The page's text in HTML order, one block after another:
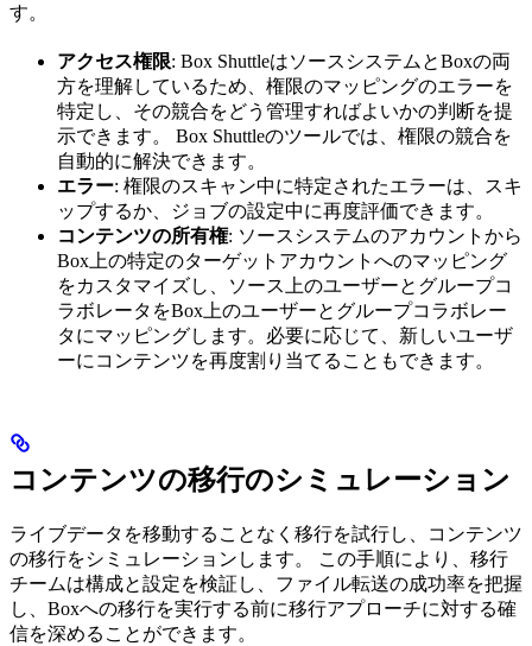
す。
アクセス権限: Box ShuttleはソースシステムとBoxの両
方を理解しているため、権限のマッピングのエラーを
特定し、その競合をどう管理すればよいかの判断を提
示できます。 Box Shuttleのツールでは、権限の競合を
自動的に解決できます。
エラー: 権限のスキャン中に特定されたエラーは、スキ
ップするか、ジョブの設定中に再度評価できます。
コンテンツの所有権: ソースシステムのアカウントから
Box上の特定のターゲットアカウントへのマッピング
をカスタマイズし、ソース上のユーザーとグループコ
ラボレータをBox上のユーザーとグループコラボレー
タにマッピングします。必要に応じて、新しいユーザ
ーにコンテンツを再度割り当てることもできます。
コンテンツの移行のシミュレーション
ライブデータを移動することなく移行を試行し、コンテンツ
の移行をシミュレーションします。 この手順により、移行
チームは構成と設定を検証し、ファイル転送の成功率を把握
し、Boxへの移行を実行する前に移行アプローチに対する確
信を深めることができます。